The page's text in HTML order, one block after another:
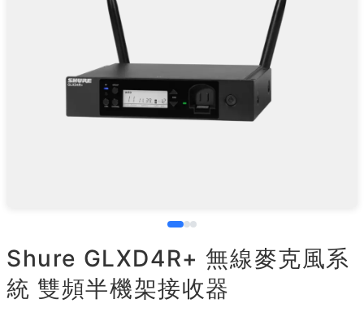
Shure GLXD4R+ 無線麥克風系
統 雙頻半機架接收器